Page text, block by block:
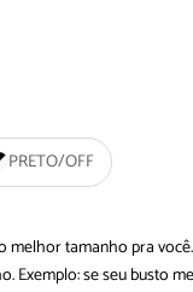
PRETO/OFF
melhor tamanho pra
Exemplo: se seu busto